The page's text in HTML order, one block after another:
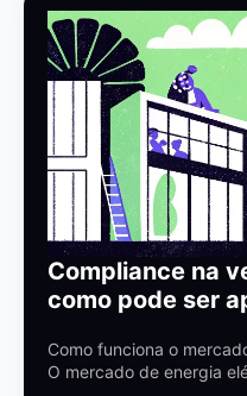
Compliance na
como pode ser
Como funciona o
O mercado de energia